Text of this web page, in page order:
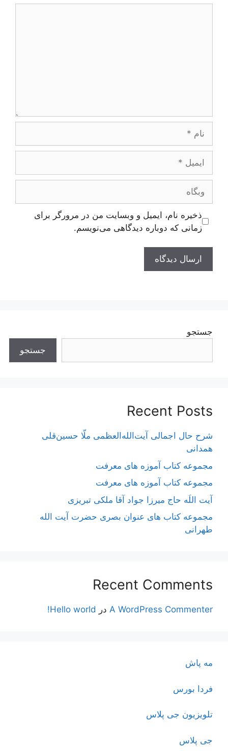
وبگاه
ذخیره نام، ایمیل و وبسایت من در مرورگر برای
زمانی که دوباره دیدگاهی می‌نویسم.
جستجو
جستجو
Recent Posts
شرح حال اجمالی آیت‌الله‌العظمی ملّا حسین‌قلی
همدانی
مجموعه کتاب آموزه های معرفت
مجموعه کتاب آموزه های معرفت
آیت اللَه حاج میرزا جواد آقا ملکی تبریزی
مجموعه کتاب های عنوان بصری حضرت آیت الله
طهرانی
Recent Comments
A WordPress Commenter در Hello world!
مه پاش
فردا بورس
تلویزیون جی پلاس
جی پلاس